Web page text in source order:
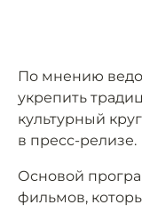
По мнению
укрепить
культурный
в пресс-релизе.
Основой
фильмов,